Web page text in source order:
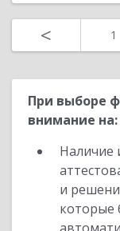
< 1
При выборе
внимание на:
Наличие
и
которые